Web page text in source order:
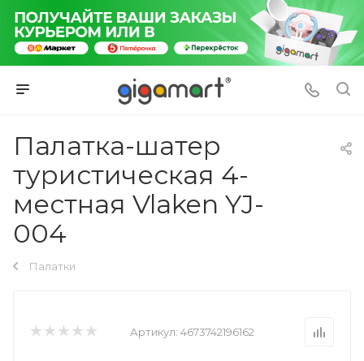
Палатка-шатер
туристическая 4-
местная Vlaken YJ-
004
Палатки
Артикул: 4673742196162